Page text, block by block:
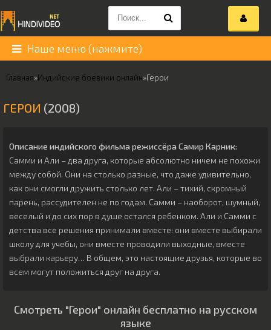
Наше меню (нажмите)
Главная»Индийские боевики онлайн»Герои
ГЕРОИ (2008)
Описание индийского фильма режиссёра Самир Карник:
Самми и Али – два друга, которые абсолютно ничем не похожи
между собой. Они на столько разные, что даже удивительно,
как они смогли дружить столько лет. Али – тихий, скромный
парень, рассудителен не по годам. Самми – наоборот, шумный,
веселый и до сих пор в душе остался ребенком. Али и Самми с
детства все решения принимали вместе: они вместе выбирали
школу для учебы, они вместе проводили выходные, вместе
выбрали карьеру… В общем, это настоящие друзья, которые во
всем могут положиться друг на друга.
Смотреть "Герои" онлайн бесплатно на русском
языке